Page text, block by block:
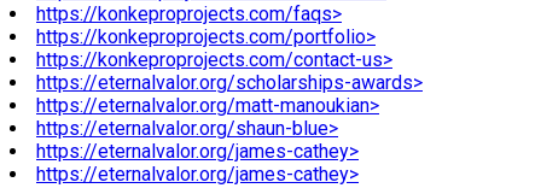
https://konkeproprojects.com/faqs>
https://konkeproprojects.com/portfolio>
https://konkeproprojects.com/contact-us>
https://eternalvalor.org/scholarships-awards>
https://eternalvalor.org/matt-manoukian>
https://eternalvalor.org/shaun-blue>
https://eternalvalor.org/james-cathey>
https://eternalvalor.org/james-cathey>